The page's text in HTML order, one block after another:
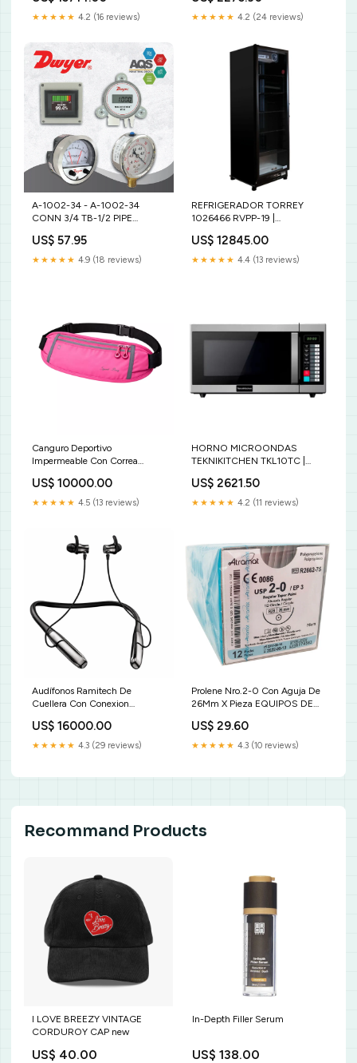
Cocina Industrial Hotel
★★★★★ 4.2 (16 reviews) ★★★★★ 4.2 (24 reviews)
A-1002-34 - A-1002-34
CONN 3/4 TB-1/2 PIPE
US$ 57.95
★★★★★ 4.9 (18 reviews)
REFRIGERADOR TORREY
1026466 RVPP-19 |
19 Pies Cúbicos | Cremería
Comercios Carnicería Abarrotes
US$ 12845.00
★★★★★ 4.4 (13 reviews)
Canguro Deportivo
Impermeable Con Correa
Audífonos CAN07 B2B
Color:Negro
US$ 10000.00
★★★★★ 4.5 (13 reviews)
HORNO MICROONDAS
TEKNIKITCHEN TKL10TC |
Cúbicos | Acero Inoxidable |
Cocina Industrial Restaurante
US$ 2621.50
★★★★★ 4.2 (11 reviews)
Audífonos Ramitech De
Cuellera Con Conexion
accesorios para computador
US$ 16000.00
★★★★★ 4.3 (29 reviews)
Prolene Nro.2-0 Con Aguja De
26Mm X Pieza EQUIPOS DE
US$ 29.60
★★★★★ 4.3 (10 reviews)
Recommand Products
I LOVE BREEZY VINTAGE
CORDUROY CAP new
US$ 40.00
In-Depth Filler Serum
US$ 138.00